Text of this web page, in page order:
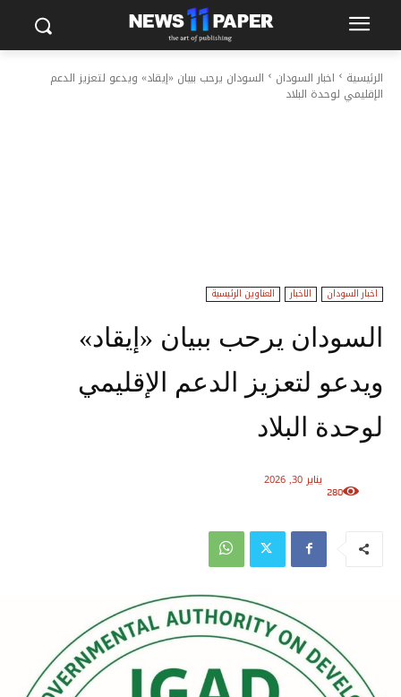
الرئيسية اخبار السودان
السودان يرحب ببيان «إيقاد» ويدعو لتعزيز الدعم
الإقليمي لوحدة البلاد
اخبار السودان الاخبار العناوين الرئيسية
السودان يرحب ببيان «إيقاد»
ويدعو لتعزيز الدعم الإقليمي
لوحدة البلاد
يناير 30, 2026
280